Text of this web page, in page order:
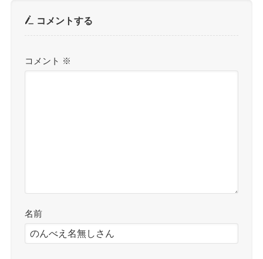
コメントする
コメント ※
名前